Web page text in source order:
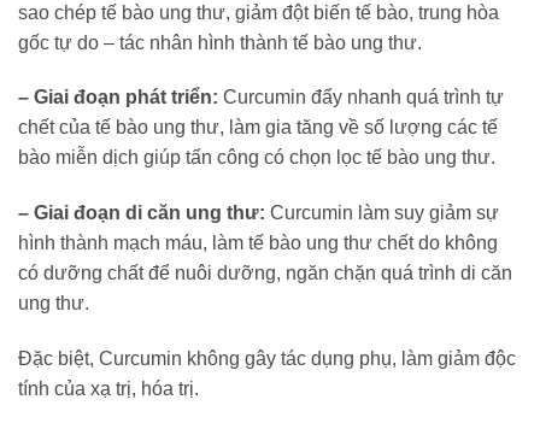
sao chép tế bào ung thư, giảm đột biến tế bào, trung hòa
gốc tự do – tác nhân hình thành tế bào ung thư.
– Giai đoạn phát triển: Curcumin đẩy nhanh quá trình tự
chết của tế bào ung thư, làm gia tăng về số lượng các tế
bào miễn dịch giúp tấn công có chọn lọc tế bào ung thư.
– Giai đoạn di căn ung thư: Curcumin làm suy giảm sự
hình thành mạch máu, làm tế bào ung thư chết do không
có dưỡng chất để nuôi dưỡng, ngăn chặn quá trình di căn
ung thư.
Đặc biệt, Curcumin không gây tác dụng phụ, làm giảm độc
tính của xạ trị, hóa trị.